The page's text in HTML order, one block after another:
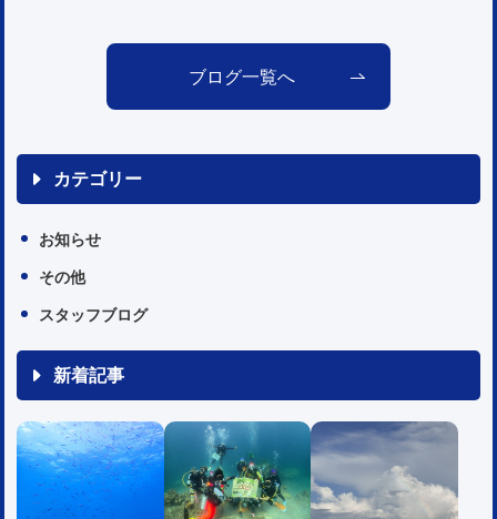
ブログ一覧へ
カテゴリー
お知らせ
その他
スタッフブログ
新着記事